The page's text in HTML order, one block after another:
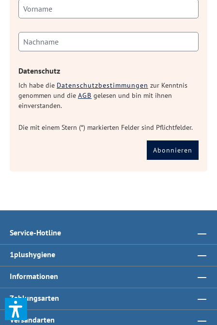
Datenschutz
Ich habe die Datenschutzbestimmungen zur Kenntnis
genommen und die AGB gelesen und bin mit ihnen
einverstanden.
Die mit einem Stern (*) markierten Felder sind Pflichtfelder.
Abonnieren
Service-Hotline
1plushygiene
Informationen
Zahlungsarten
Versandarten